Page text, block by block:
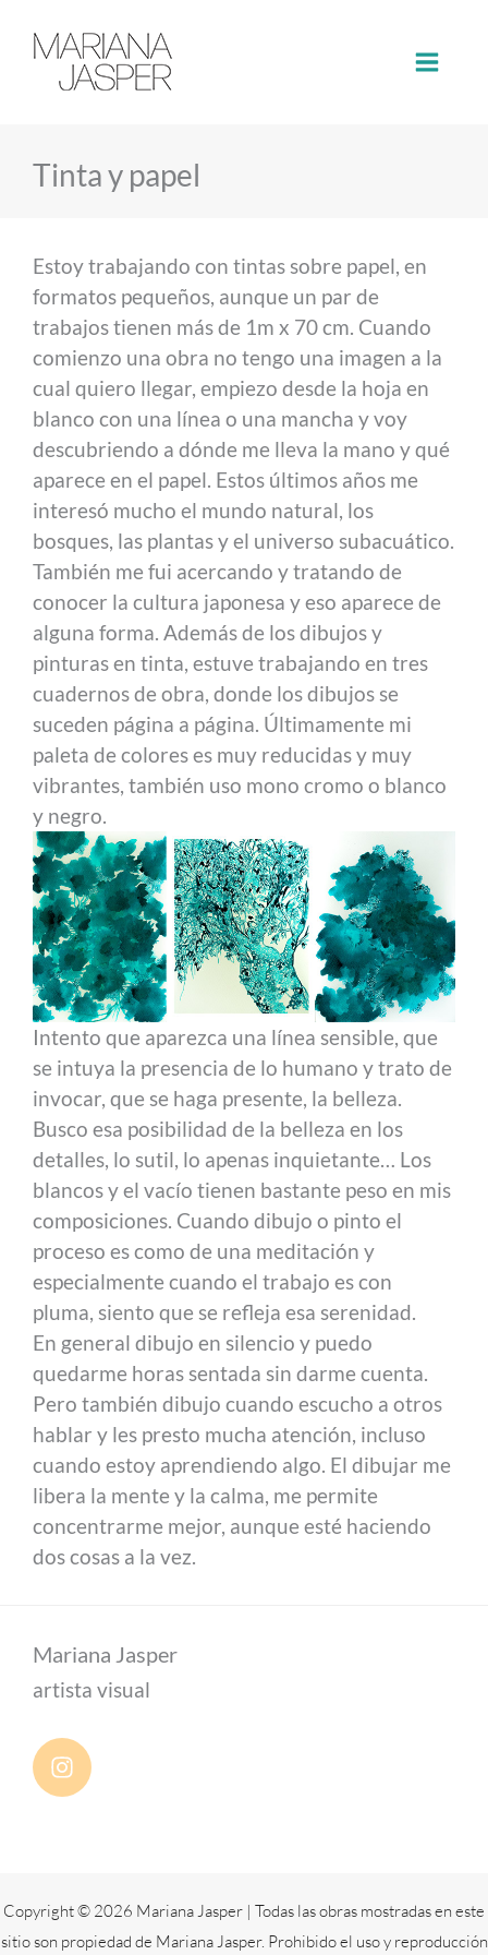
contenido
Tinta y papel
Estoy trabajando con tintas sobre papel, en
formatos pequeños, aunque un par de
trabajos tienen más de 1m x 70 cm. Cuando
comienzo una obra no tengo una imagen a la
cual quiero llegar, empiezo desde la hoja en
blanco con una línea o una mancha y voy
descubriendo a dónde me lleva la mano y qué
aparece en el papel. Estos últimos años me
interesó mucho el mundo natural, los
bosques, las plantas y el universo subacuático.
También me fui acercando y tratando de
conocer la cultura japonesa y eso aparece de
alguna forma. Además de los dibujos y
pinturas en tinta, estuve trabajando en tres
cuadernos de obra, donde los dibujos se
suceden página a página. Últimamente mi
paleta de colores es muy reducidas y muy
vibrantes, también uso mono cromo o blanco
y negro.
Intento que aparezca una línea sensible, que
se intuya la presencia de lo humano y trato de
invocar, que se haga presente, la belleza.
Busco esa posibilidad de la belleza en los
detalles, lo sutil, lo apenas inquietante… Los
blancos y el vacío tienen bastante peso en mis
composiciones. Cuando dibujo o pinto el
proceso es como de una meditación y
especialmente cuando el trabajo es con
pluma, siento que se refleja esa serenidad.
En general dibujo en silencio y puedo
quedarme horas sentada sin darme cuenta.
Pero también dibujo cuando escucho a otros
hablar y les presto mucha atención, incluso
cuando estoy aprendiendo algo. El dibujar me
libera la mente y la calma, me permite
concentrarme mejor, aunque esté haciendo
dos cosas a la vez.
Mariana Jasper
artista visual
Copyright © 2026 Mariana Jasper | Todas las obras mostradas en este
sitio son propiedad de Mariana Jasper. Prohibido el uso y reproducción